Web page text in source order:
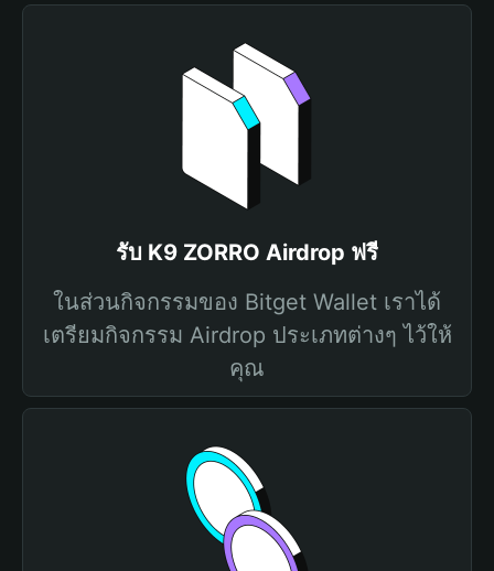
รับ K9 ZORRO Airdrop ฟรี
ในส่วนกิจกรรมของ Bitget Wallet เราได้
เตรียมกิจกรรม Airdrop ประเภทต่างๆ ไว้ให้
คุณ